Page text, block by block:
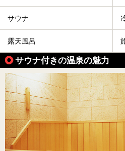
サウナ
露天風呂
サウナ付きの温泉の魅力